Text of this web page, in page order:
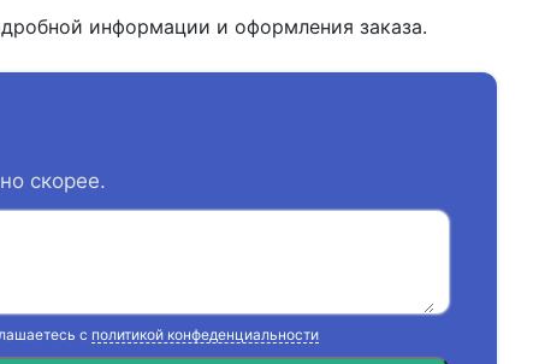
информации и оформления заказа.
скорее.
с политикой конфеденциальности